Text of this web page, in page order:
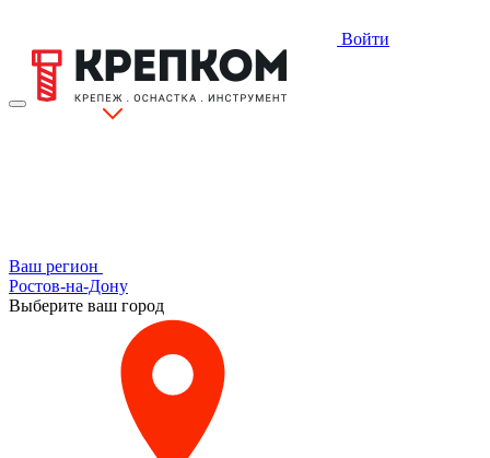
Войти
Ваш регион
Ростов-на-Дону
Выберите ваш город